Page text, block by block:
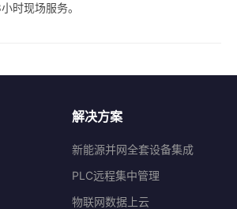
时现场服务。
解决方案
新能源并网全套设备集成
PLC远程集中管理
物联网数据上云